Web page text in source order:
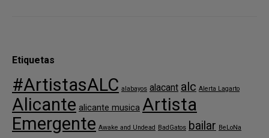
Etiquetas
#ArtistasALC alabayos alacant alc Alerta Lagarto
Alicante alicante musica Artista
Emergente Awake and Undead BadGatos bailar BeLoNa